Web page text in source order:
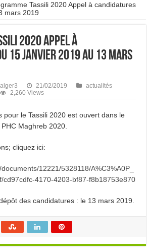
Tassili 2020 Appel à candidatures
mars 2019
2020 Appel à
15 janvier 2019 au 13 mars
21/02/2019
actualités
2,260 Views
pour le Tassili 2020 est ouvert dans le
Maghreb 2020.
cliquez ici:
12221/5328118/A%C3%A0P_
cd97cdfc-4170-4203-bf87-f8b18753e870
des candidatures : le 13 mars 2019.